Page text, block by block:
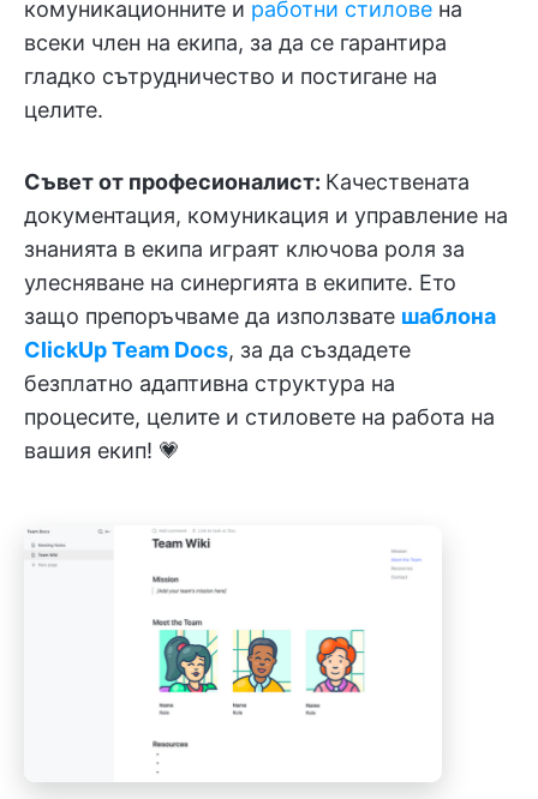
комуникационните и работни стилове на
всеки член на екипа, за да се гарантира
гладко сътрудничество и постигане на
целите.
Съвет от професионалист: Качествената
документация, комуникация и управление на
знанията в екипа играят ключова роля за
улесняване на синергията в екипите. Ето
защо препоръчваме да използвате шаблона
ClickUp Team Docs, за да създадете
безплатно адаптивна структура на
процесите, целите и стиловете на работа на
вашия екип! 💗